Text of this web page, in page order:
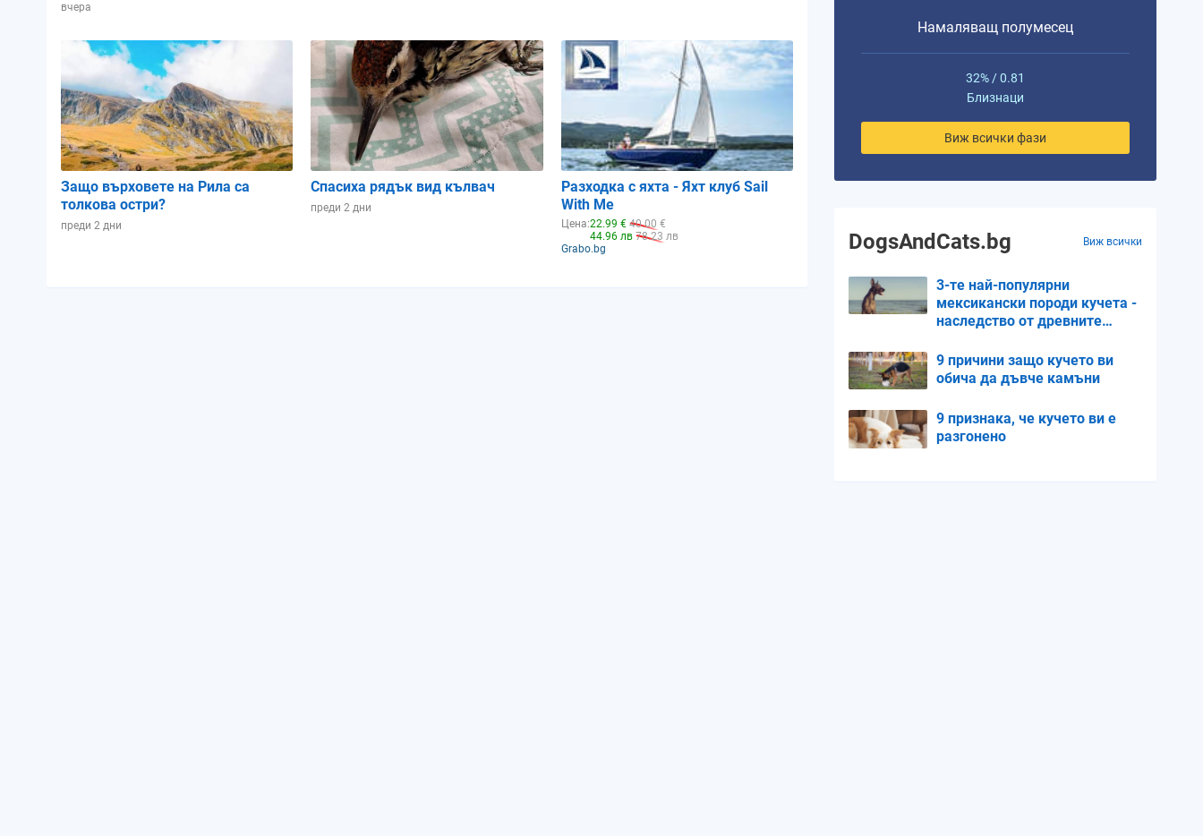
Позиция в лунен
цикъл:
0.85 0.88 0.92 0.96
Понеделник
вчера
Защо върховете на Рила са
толкова остри?
преди 2 дни
Спасиха рядък вид кълвач
преди 2 дни
Разходка с яхта - Яхт клуб Sail
With Me
Цена:22.99 € 40.00 €
44.96 лв 78.23 лв
Grabo.bg
Намаляващ полумесец
32% / 0.81
Близнаци
Виж всички фази
DogsAndCats.bg Виж всички
3-те най-популярни
мексикански породи кучета -
наследство от древните
9 причини защо кучето ви
обича да дъвче камъни
9 признака, че кучето ви е
разгонено